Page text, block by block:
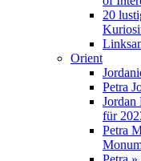
20
Orient
Petra
Jordan
für
Petra